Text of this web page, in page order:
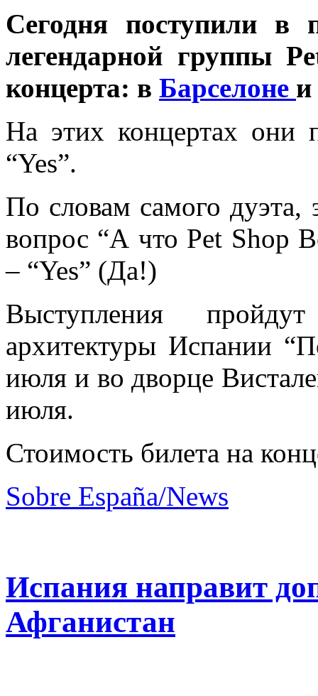
Сегодня поступили в
легендарной группы
концерта: в Барселоне и
На этих концертах они
“Yes”.
По словам самого дуэта,
вопрос “А что Pet Shop
– “Yes” (Да!)
Выступления
архитектуры Испании
июля и во дворце
июля.
Стоимость билета на
Sobre España/News
Испания направит
Афганистан